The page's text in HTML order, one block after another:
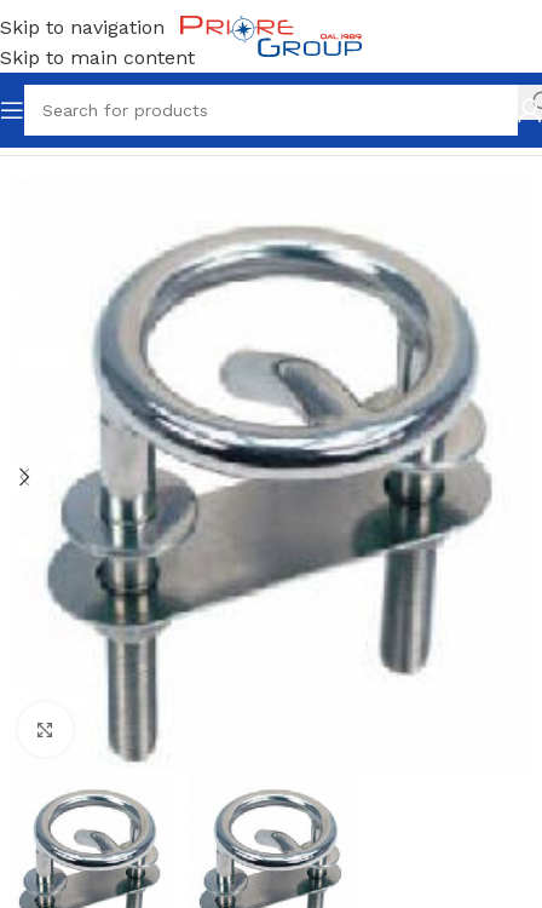
Skip to navigation
Skip to main content
Home Ferramenta